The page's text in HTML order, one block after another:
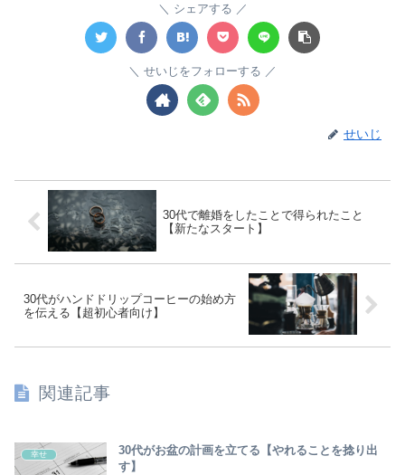
シェアする
せいじをフォローする
せいじ
30代で離婚をしたことで得られたこと
【新たなスタート】
30代がハンドドリップコーヒーの始め方
を伝える【超初心者向け】
関連記事
幸せ
30代がお盆の計画を立てる【やれることを捻り出
す】